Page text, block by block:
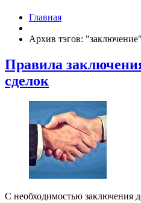
Главная
Архив тэгов: "заключение"
Правила
сделок
С необходимостью заключения